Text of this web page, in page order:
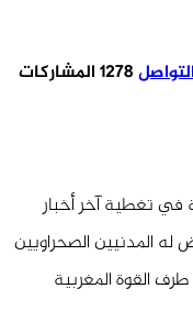
1278 المشاركات
في تغطية آخر أخبار
له المدنيين الصحراويين
القوة المغربية